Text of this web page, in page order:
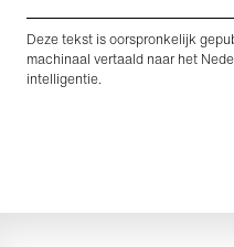
Deze tekst is oorspronkelijk
machinaal vertaald naar het
intelligentie.